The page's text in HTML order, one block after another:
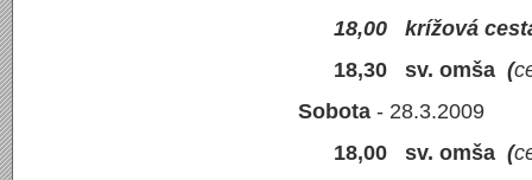
18,00 krížová
18,30
sv. omša (
Sobota -
18,00 sv. omša (